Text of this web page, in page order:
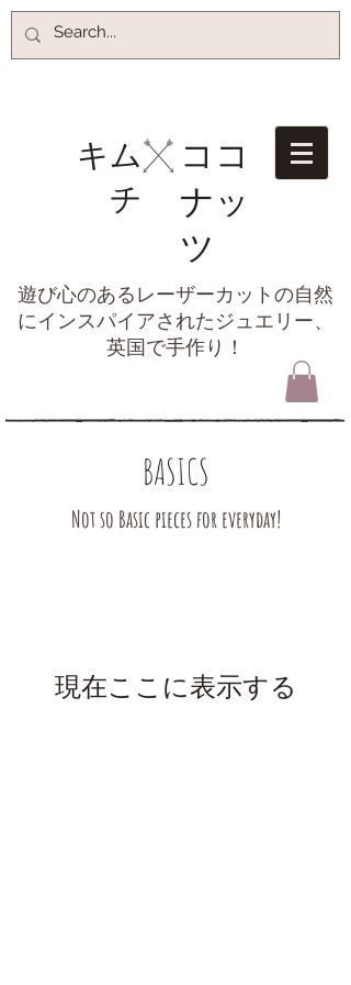
キム
チ​
ココ
ナッ
ツ
遊び心のあるレーザーカットの自然
にインスパイアされたジュエリー、
英国で手作り！
BASICS
Not so Basic pieces for everyday!
現在ここに表示する